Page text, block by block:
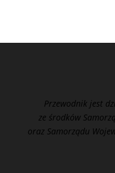
Przewodnik jest
ze środków
oraz Samorządu